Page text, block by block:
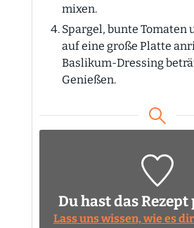
mixen.
Spargel, bunte Tomaten
auf eine große Platte
Baslikum-Dressing
Genießen.
Du hast das
Lass uns wissen, wie es